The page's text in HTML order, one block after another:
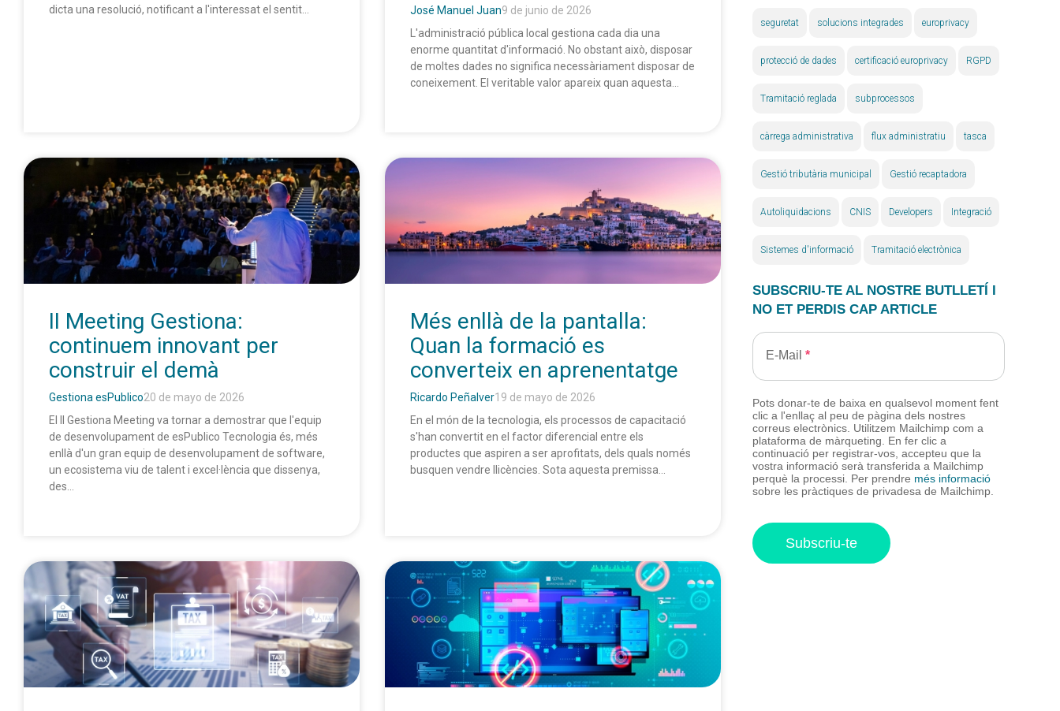
dicta una resolució, notificant a l'interessat el sentit...
José Manuel Juan9 de junio de 2026
L'administració pública local gestiona cada dia una
enorme quantitat d'informació. No obstant això, disposar
de moltes dades no significa necessàriament disposar de
coneixement. El veritable valor apareix quan aquesta...
II Meeting Gestiona:
continuem innovant per
construir el demà
Gestiona esPublico20 de mayo de 2026
El II Gestiona Meeting va tornar a demostrar que l'equip
de desenvolupament de esPublico Tecnologia és, més
enllà d'un gran equip de desenvolupament de software,
un ecosistema viu de talent i excel·lència que dissenya,
des...
Més enllà de la pantalla:
Quan la formació es
converteix en aprenentatge
Ricardo Peñalver19 de mayo de 2026
En el món de la tecnologia, els processos de capacitació
s'han convertit en el factor diferencial entre els
productes que aspiren a ser aprofitats, dels quals només
busquen vendre llicències. Sota aquesta premissa...
seguretat solucions integrades europrivacy
protecció de dades certificació europrivacy RGPD
Tramitació reglada subprocessos
càrrega administrativa flux administratiu tasca
Gestió tributària municipal Gestió recaptadora
Autoliquidacions CNIS Developers Integració
Sistemes d'informació Tramitació electrònica
SUBSCRIU-TE AL NOSTRE BUTLLETÍ I
NO ET PERDIS CAP ARTICLE
E-Mail
Pots donar-te de baixa en qualsevol moment fent
clic a l'enllaç al peu de pàgina dels nostres
correus electrònics. Utilitzem Mailchimp com a
plataforma de màrqueting. En fer clic a
continuació per registrar-vos, accepteu que la
vostra informació serà transferida a Mailchimp
perquè la processi. Per prendre més informació
sobre les pràctiques de privadesa de Mailchimp.